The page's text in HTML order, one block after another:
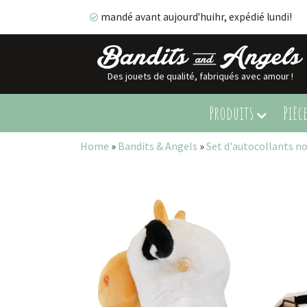
mandé avant aujourd'huihr, expédié lundi!
Des jouets de qualité, fabriqués avec amour !
Produits
mandé avant aujourd'huihr, expédié lundi!
Home » Bandits & Angels »Set d'autocollants